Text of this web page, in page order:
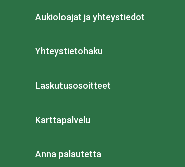
Aukioloajat ja yhteystiedot
Yhteystietohaku
Laskutusosoitteet
Karttapalvelu
Anna palautetta